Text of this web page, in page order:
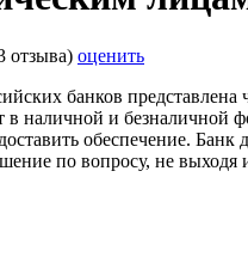
отзыва) оценить
банков
в наличной и безналичной
обеспечение.
по вопросу, не